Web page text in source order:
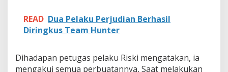
READ Dua Pelaku Perjudian Berhasil
Diringkus Team Hunter
Dihadapan petugas pelaku Riski mengatakan, ia
mengakui semua perbuatannya, Saat melakukan